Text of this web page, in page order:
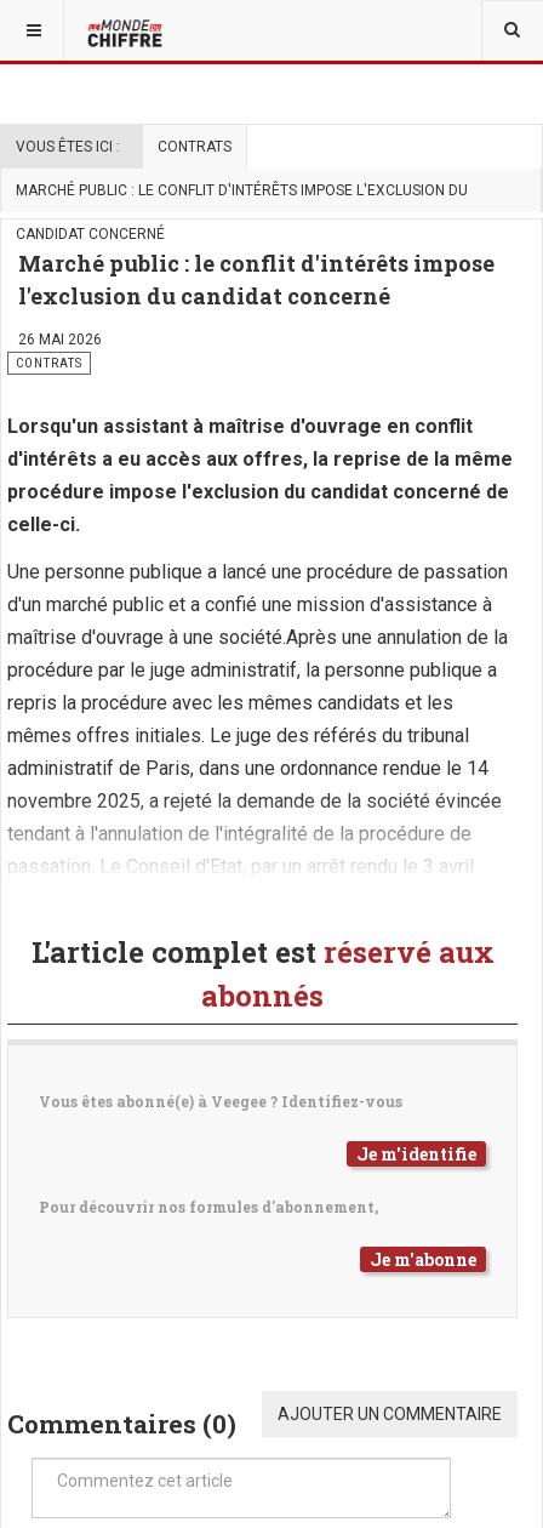
VOUS ÊTES ICI : CONTRATS
MARCHÉ PUBLIC : LE CONFLIT D'INTÉRÊTS IMPOSE L'EXCLUSION DU
CANDIDAT CONCERNÉ
Marché public : le conflit d'intérêts impose
l'exclusion du candidat concerné
26 MAI 2026
CONTRATS
Lorsqu'un assistant à maîtrise d'ouvrage en conflit
d'intérêts a eu accès aux offres, la reprise de la même
procédure impose l'exclusion du candidat concerné de
celle-ci.
Une personne publique a lancé une procédure de passation
d'un marché public et a confié une mission d'assistance à
maîtrise d'ouvrage à une société.Après une annulation de la
procédure par le juge administratif, la personne publique a
repris la procédure avec les mêmes candidats et les
mêmes offres initiales. Le juge des référés du tribunal
administratif de Paris, dans une ordonnance rendue le 14
novembre 2025, a rejeté la demande de la société évincée
tendant à l'annulation de l'intégralité de la procédure de
passation. Le Conseil d'Etat, par un arrêt rendu le 3 avril
L'article complet est réservé aux
abonnés
Vous êtes abonné(e) à Veegee ? Identifiez-vous
Je m'identifie
Pour découvrir nos formules d'abonnement,
Je m'abonne
Commentaires (0) AJOUTER UN COMMENTAIRE